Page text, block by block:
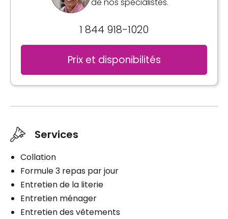
de nos spécialistes.
1 844 918-1020
Prix et disponibilités
Services
Collation
Formule 3 repas par jour
Entretien de la literie
Entretien ménager
Entretien des vêtements